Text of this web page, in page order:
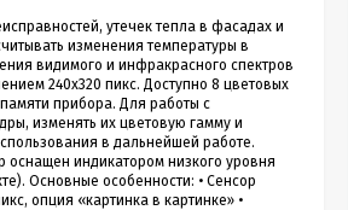
30 – сверхкомпактная
для измерения расстояния до
корпус с большой
нажимать на которую
перчатках. Погрешность
превышает 2 мм. Встроенный
через кабель micro-USB
опция).
1 990Р
Купить в 1 клик
утечек тепла в фасадах и
изменения температуры в
видимого и инфракрасного спектров
240x320 пикс. Доступно 8 цветовых
прибора. Для работы с
изменять их цветовую гамму и
в дальнейшей работе.
оснащен индикатором низкого уровня
Основные особенности: • Сенсор
опция «картинка в картинке» •